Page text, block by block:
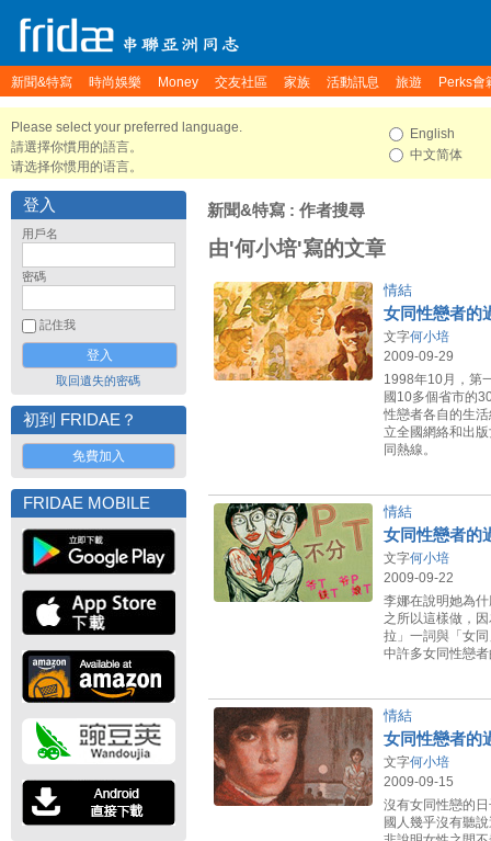
新聞&特寫 時尚娛樂 Money 交友社區 家族 活動訊息 旅遊 Perks會
Please select your preferred language.
請選擇你慣用的語言。
请选择你惯用的语言。
English
中文简体
登入
用戶名
密碼
記住我
取回遺失的密碼
初到 FRIDAE？
免費加入
FRIDAE MOBILE
新聞&特寫 : 作者搜尋
由'何小培'寫的文章
情結
女同性戀者的
文字何小培
2009-09-29
1998年10月，第
國10多個省市的
性戀者各自的生
立全國網絡和出
同熱線。
情結
女同性戀者的
文字何小培
2009-09-22
李娜在說明她為
之所以這樣做，
拉」一詞與「女
中許多女同性戀
情結
女同性戀者的
文字何小培
2009-09-15
沒有女同性戀的
國人幾乎沒有聽